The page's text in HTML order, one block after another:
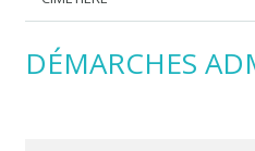
DÉMARCHES